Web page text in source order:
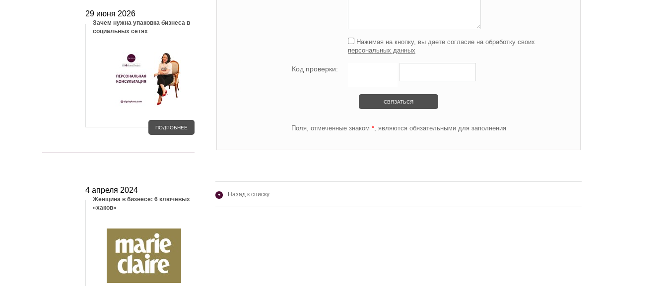
29 июня 2026
Зачем нужна упаковка бизнеса в
социальных сетях
ПОДРОБНЕЕ
4 апреля 2024
Женщина в бизнесе: 6 ключевых
«хаков»
Нажимая на кнопку, вы даете согласие на обработку своих
персональных данных
Код проверки:
Поля, отмеченные знаком *, являются обязательными для заполнения
◂ Назад к списку